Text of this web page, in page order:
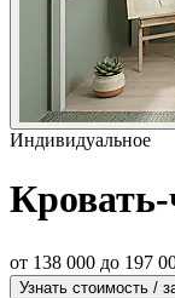
Индивидуальное
от 138 000 до 197
Узнать стоимость /